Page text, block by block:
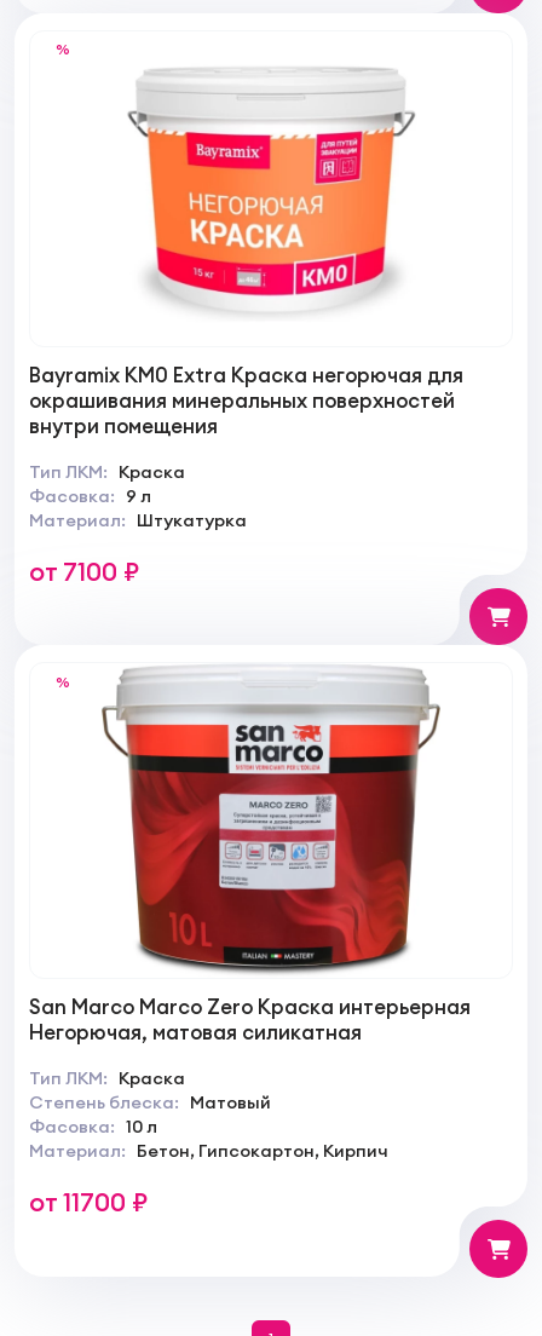
%
Bayramix КМ0 Extra Краска негорючая для
окрашивания минеральных поверхностей
внутри помещения
Тип ЛКМ:
Краска
Фасовка:
9 л
Материал:
Штукатурка
от 7100 ₽
%
San Marco Marco Zero Краска интерьерная
Негорючая, матовая силикатная
Тип ЛКМ:
Краска
Степень блеска:
Матовый
Фасовка: 10 л
Материал:
Бетон, Гипсокартон, Кирпич
от 11700 ₽